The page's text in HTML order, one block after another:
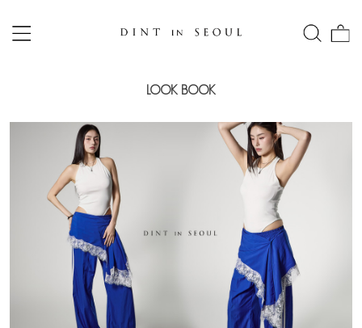
LOOK BOOK